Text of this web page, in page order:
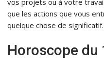
vos projets ou à votre
que les actions que vous
quelque chose de significatif.
Horoscope du